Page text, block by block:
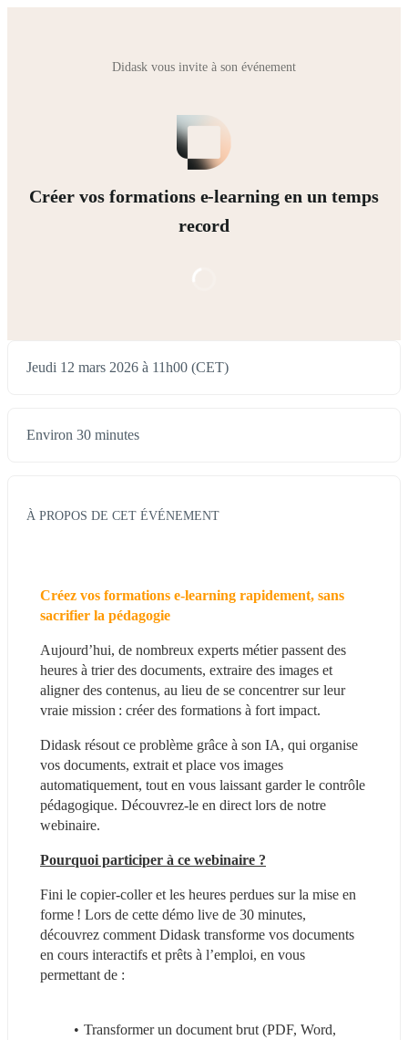
Didask vous invite à son événement
Créer vos formations e-learning en un temps
record
Jeudi 12 mars 2026 à 11h00 (CET)
Environ 30 minutes
À PROPOS DE CET ÉVÉNEMENT
Créez vos formations e-learning rapidement, sans
sacrifier la pédagogie
Aujourd’hui, de nombreux experts métier passent des
heures à trier des documents, extraire des images et
aligner des contenus, au lieu de se concentrer sur leur
vraie mission : créer des formations à fort impact.
Didask résout ce problème grâce à son IA, qui organise
vos documents, extrait et place vos images
automatiquement, tout en vous laissant garder le contrôle
pédagogique. Découvrez-le en direct lors de notre
webinaire.
Pourquoi participer à ce webinaire ?
Fini le copier-coller et les heures perdues sur la mise en
forme ! Lors de cette démo live de 30 minutes,
découvrez comment Didask transforme vos documents
en cours interactifs et prêts à l’emploi, en vous
permettant de :
Transformer un document brut (PDF, Word,